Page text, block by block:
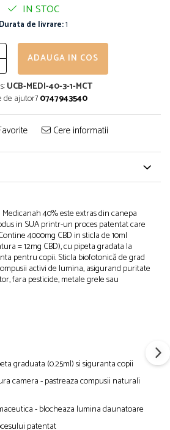
IN STOC
Durata de livrare:1
ADAUGA IN COS
UCB-MEDI-40-3-1-MCT
de ajutor?0747943540
Cere informatii
40% este extras din canepa
in SUA printr-un proces patentat care
4000mg CBD in sticla de 10ml
= 12mg CBD), cu pipeta gradata la
pentru copii. Sticla biofotonică de grad
activi de lumina, asigurand puritate
fara pesticide, metale grele sau
graduata (0.25ml) si siguranta copii
camera - pastreaza compusii naturali
- blocheaza lumina daunatoare
patentat